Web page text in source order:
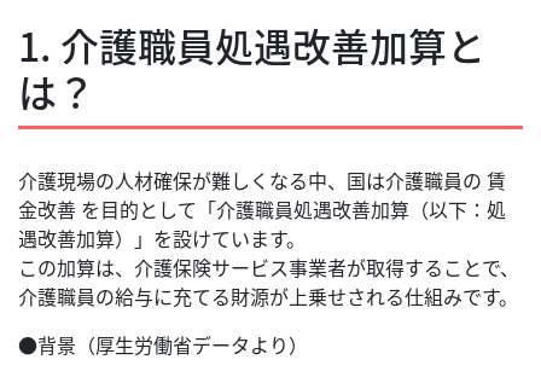
1. 介護職員処遇改善加算と
は？
介護現場の人材確保が難しくなる中、国は介護職員の 賃
金改善 を目的として「介護職員処遇改善加算（以下：処
遇改善加算）」を設けています。
この加算は、介護保険サービス事業者が取得することで、
介護職員の給与に充てる財源が上乗せされる仕組みです。
●背景（厚生労働省データより）